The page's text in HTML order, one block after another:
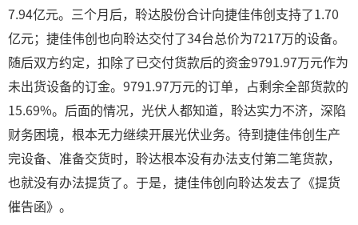
7.94亿元。三个月后，聆达股份合计向捷佳伟创支持了1.70
亿元；捷佳伟创也向聆达交付了34台总价为7217万的设备。
随后双方约定，扣除了已交付货款后的资金9791.97万元作为
未出货设备的订金。9791.97万元的订单，占剩余全部货款的
15.69%。后面的情况，光伏人都知道，聆达实力不济，深陷
财务困境，根本无力继续开展光伏业务。待到捷佳伟创生产
完设备、准备交货时，聆达根本没有办法支付第二笔货款，
也就没有办法提货了。于是，捷佳伟创向聆达发去了《提货
催告函》。